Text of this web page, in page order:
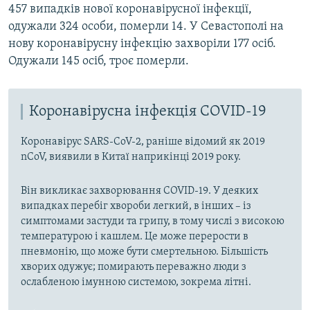
457 випадків нової коронавірусної інфекції,
одужали 324 особи, померли 14. У Севастополі на
нову коронавірусну інфекцію захворіли 177 осіб.
Одужали 145 осіб, троє померли.
Коронавірусна інфекція COVID-19
Коронавірус SARS-CoV-2, раніше відомий як 2019
nCoV, виявили в Китаї наприкінці 2019 року.
Він викликає захворювання COVID-19. У деяких
випадках перебіг хвороби легкий, в інших – із
симптомами застуди та грипу, в тому числі з високою
температурою і кашлем. Це може перерости в
пневмонію, що може бути смертельною. Більшість
хворих одужує; помирають переважно люди з
ослабленою імунною системою, зокрема літні.